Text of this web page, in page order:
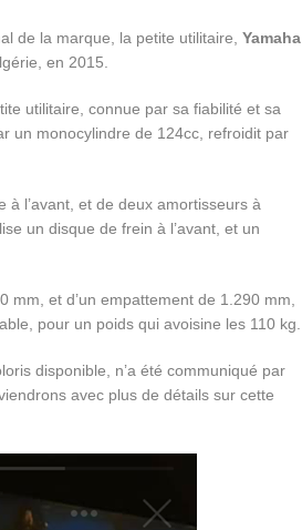
de la marque, la petite utilitaire, Yamaha
en 2015.
utilitaire, connue par sa fiabilité et sa
un monocylindre de 124cc, refroidit par
à l’avant, et de deux amortisseurs à
un disque de frein à l’avant, et un
mm, et d’un empattement de 1.290 mm,
pour un poids qui avoisine les 110 kg.
disponible, n’a été communiqué par
avec plus de détails sur cette